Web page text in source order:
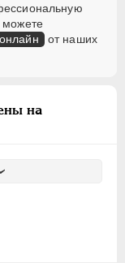
можете
от наших
на